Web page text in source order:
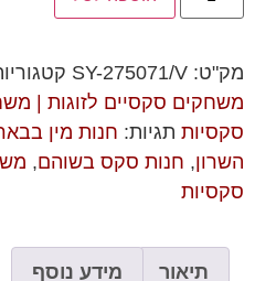
מק"ט: SY-275071/V
משחקים סקסיים לזוגות |
סקסיות תגיות: חנות מין
השרון, חנות סקס בשוהם,
סקסיות
תיאור מידע נוסף